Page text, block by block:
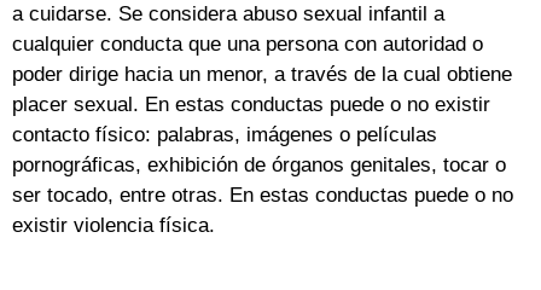
a cuidarse. Se considera abuso sexual infantil a
cualquier conducta que una persona con autoridad o
poder dirige hacia un menor, a través de la cual obtiene
placer sexual. En estas conductas puede o no existir
contacto físico: palabras, imágenes o películas
pornográficas, exhibición de órganos genitales, tocar o
ser tocado, entre otras. En estas conductas puede o no
existir violencia física.